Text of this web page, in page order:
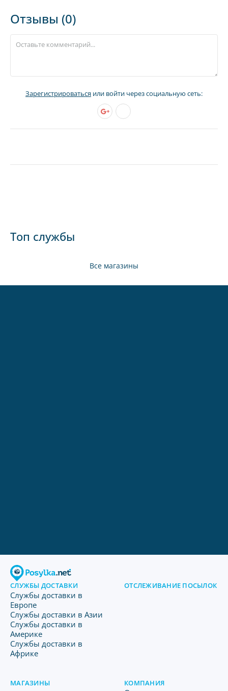
Отзывы (0)
Зарегистрироваться или войти через социальную сеть:
Топ службы
Все магазины
СЛУЖБЫ ДОСТАВКИ
Службы доставки в
Европе
Службы доставки в Азии
Службы доставки в
Америке
Службы доставки в
Африке
ОТСЛЕЖИВАНИЕ ПОСЫЛОК
МАГАЗИНЫ КОМПАНИЯ